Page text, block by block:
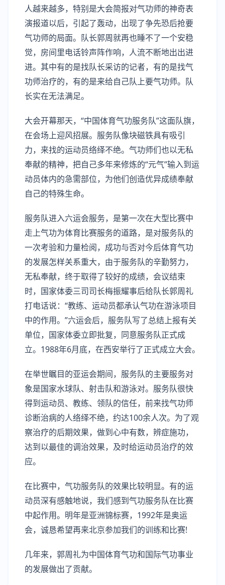
人越来越多，特别是大会简报对气功师的神奇表
演报道以后，引起了轰动，出现了争先恐后抢要
气功师的局面。队长郭周就再也睡不了一个安稳
觉，房间里电话铃声阵作响，人流不断地出出进
进。其中有的是找队长采访的记者，有的是找气
功师治疗的，有的是来给自己队上要气功师。队
长实在无法满足。
大会开幕那天，“中国体育气功服务队”这面队旗，
在会场上迎风招展。服务队像块磁铁具有吸引
力，来找的运动员络绎不绝。气功师们也以无私
奉献的精神，把自己多年来修炼的“元气”输入到运
动员体内的急需部位，为他们创造优异成绩奉献
自己的特殊生命。
服务队进入六运会服务，是第一次在大型比赛中
走上气功为体育比赛服务的道路，是对服务队的
一次考验和力量检阅，成功与否对今后体育气功
的发展怎样关系重大，由于服务队的辛勤努力，
无私奉献，终于取得了较好的成绩，会议结束
时，国家体委三司司长梅振耀事后给队长郭周礼
打电话说：“教练、运动员都承认气功在游泳项目
中的作用。”六运会后，服务队写了总结上报有关
单位，国家体委立即批复，同意服务队正式成
立。1988年6月底，在西安举行了正式成立大会。
在举世瞩目的亚运会期间，服务队的主要服务对
象是国家水球队、射击队和游泳对。服务队很快
得到运动员、教练、领队的信任，前来找气功师
诊断治病的人络绎不绝，约达100余人次。为了观
察治疗的后期效果，做到心中有数，辨症施功，
达到以最佳的调治效果，及时给运动员治疗的效
应。
在比赛中，气功服务队的效果比较明显。有的运
动员深有感触地说，我们感到气功服务队在比赛
中起作用。明年是亚洲锦标赛，1992年是奥运
会，诚恳希望再来北京参加我们的训练和比赛!
几年来，郭周礼为中国体育气功和国际气功事业
的发展做出了贡献。